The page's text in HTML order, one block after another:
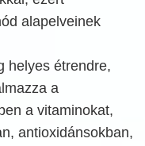
alapelveinek
helyes étrendre,
a
a vitaminokat,
antioxidánsokban,